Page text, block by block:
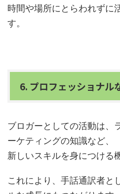
時間や場所にとらわれずに
す。
6. プロフェッショナル
ブロガーとしての活動は、
ーケティングの知識など、
新しいスキルを身につける
これにより、手話通訳者と